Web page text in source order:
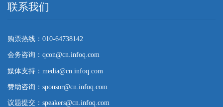
联系我们
购票热线：010-64738142
会务咨询：qcon@cn.infoq.com
媒体支持：media@cn.infoq.com
赞助咨询：sponsor@cn.infoq.com
议题提交：speakers@cn.infoq.com